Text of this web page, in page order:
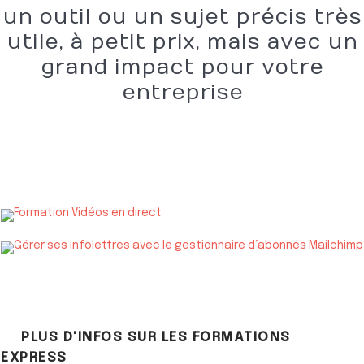
un outil ou un sujet précis très
utile, à petit prix, mais avec un
grand impact pour votre
entreprise
PLUS D'INFOS SUR LES FORMATIONS
EXPRESS